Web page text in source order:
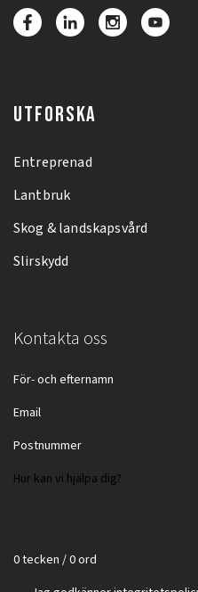
UTFORSKA
Entreprenad
Lantbruk
Skog & landskapsvård
Slirskydd
Kontakta oss
0 tecken / 0 ord